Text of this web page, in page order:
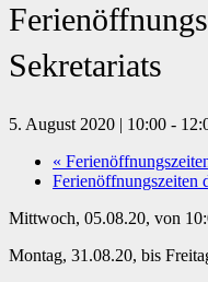
Sekretariats
5. August 2020 | 10:00 -
«
Ferienöffnungszeiten
Mittwoch, 05.08.20, von
Montag, 31.08.20, bis